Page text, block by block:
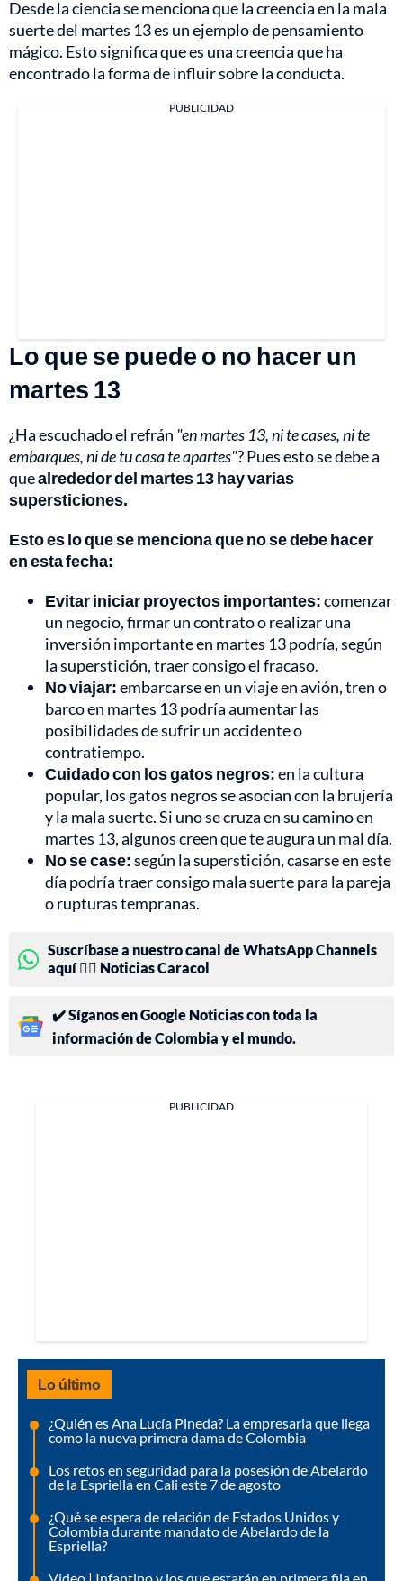
Desde la ciencia se menciona que la creencia en la mala
suerte del martes 13 es un ejemplo de pensamiento
mágico. Esto significa que es una creencia que ha
encontrado la forma de influir sobre la conducta.
PUBLICIDAD
Lo que se puede o no hacer un
martes 13
¿Ha escuchado el refrán "en martes 13, ni te cases, ni te
embarques, ni de tu casa te apartes"? Pues esto se debe a
quealrededor del martes 13 hay varias
supersticiones.
Esto es lo que se menciona que no se debe hacer
en esta fecha:
Evitar iniciar proyectos importantes:comenzar
un negocio, firmar un contrato o realizar una
inversión importante en martes 13 podría, según
la superstición, traer consigo el fracaso.
No viajar:embarcarse en un viaje en avión, tren o
barco en martes 13 podría aumentar las
posibilidades de sufrir un accidente o
contratiempo.
Cuidado con los gatos negros:en la cultura
popular, los gatos negros se asocian con la brujería
y la mala suerte. Si uno se cruza en su camino en
martes 13, algunos creen que te augura un mal día.
No se case:según la superstición, casarse en este
día podría traer consigo mala suerte para la pareja
o rupturas tempranas.
Suscríbase a nuestro canal de WhatsApp Channels
aquí 👉🏻 Noticias Caracol
✔️ Síganos en Google Noticias con toda la
información de Colombia y el mundo.
PUBLICIDAD
Lo último
¿Quién es Ana Lucía Pineda? La empresaria que llega
como la nueva primera dama de Colombia
Los retos en seguridad para la posesión de Abelardo
de la Espriella en Cali este 7 de agosto
¿Qué se espera de relación de Estados Unidos y
Colombia durante mandato de Abelardo de la
Espriella?